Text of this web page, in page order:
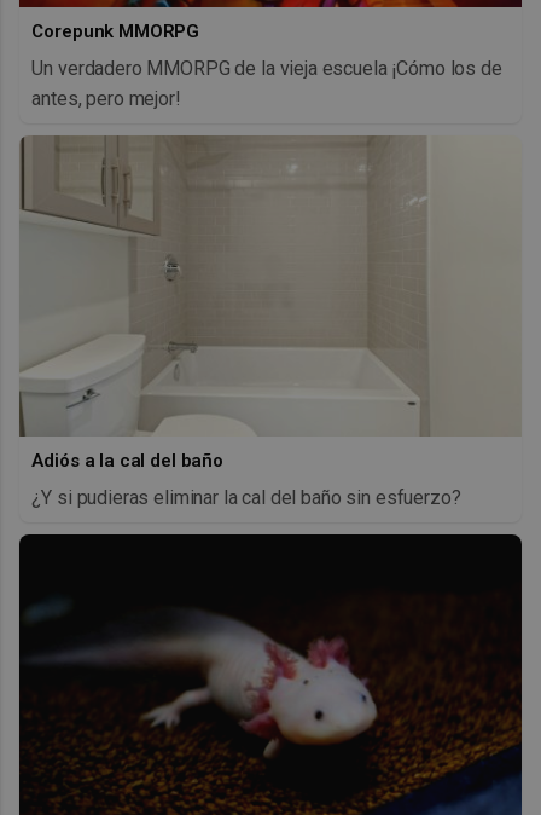
Corepunk MMORPG
Un verdadero MMORPG de la vieja escuela ¡Cómo los de
antes, pero mejor!
Adiós a la cal del baño
¿Y si pudieras eliminar la cal del baño sin esfuerzo?